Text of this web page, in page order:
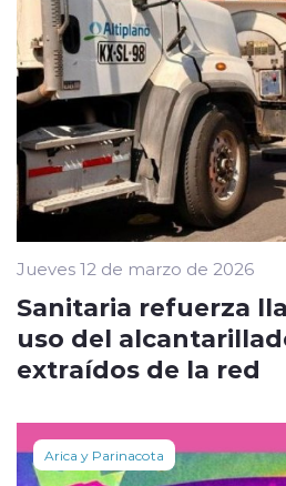
Jueves 12 de marzo de 2026
Sanitaria refuerza
uso del
extraídos de la red
Arica y Parinacota